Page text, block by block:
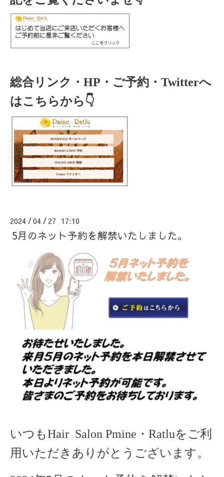
総合リンク・HP・ご予約・Twitterへ
はこちらから👇
2024 /04 / 27 17:10
5月のネット予約を解禁いたしました。
いつもHair Salon Pmine・Ratluをご利
用いただきありがとうございます。